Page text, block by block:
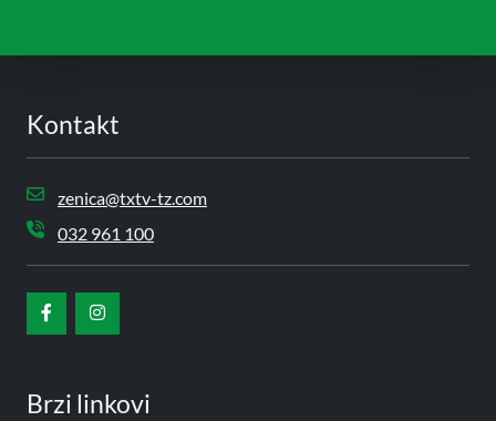
Kontakt
zenica@txtv-tz.com
032 961 100
Brzi linkovi